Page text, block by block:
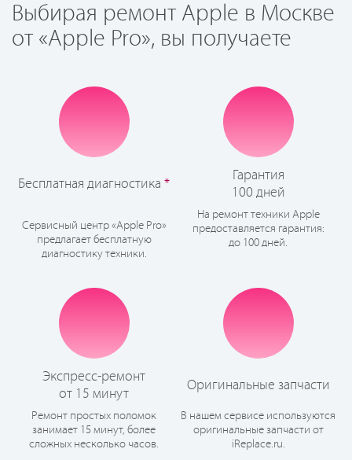
Выбирая ремонт Apple в Москве
от «Apple Pro», вы получаете
Бесплатная диагностика *
Сервисный центр «Apple Pro»
предлагает бесплатную
диагностику техники.
Гарантия
100 дней
На ремонт техники Apple
предоставляется гарантия:
до 100 дней.
Экспресс-ремонт
от 15 минут
Ремонт простых поломок
занимает 15 минут, более
сложных несколько часов.
Оригинальные запчасти
В нашем сервисе используются
оригинальные запчасти от
iReplace.ru.